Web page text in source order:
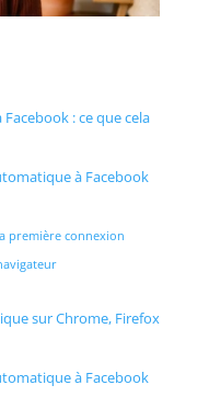
: ce que cela
à Facebook
première connexion
sur Chrome, Firefox
à Facebook